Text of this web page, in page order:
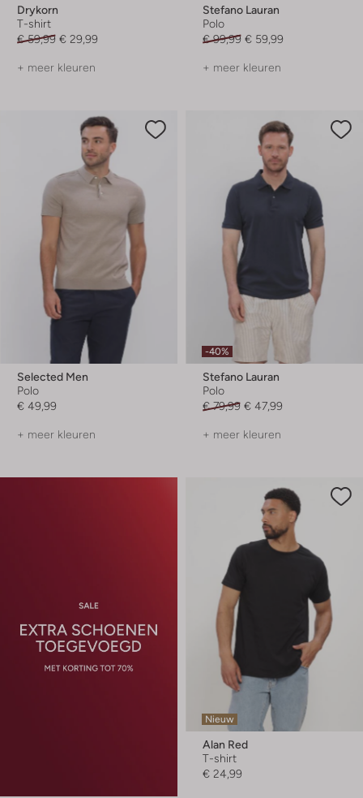
Drykorn
T-shirt
€ 59,99 € 29,99
+ meer kleuren
Stefano Lauran
Polo
€ 99,99 € 59,99
+ meer kleuren
Selected Men
Polo
€ 49,99
+ meer kleuren
-40%
Stefano Lauran
Polo
€ 79,99 € 47,99
+ meer kleuren
Nieuw
Alan Red
T-shirt
€ 24,99